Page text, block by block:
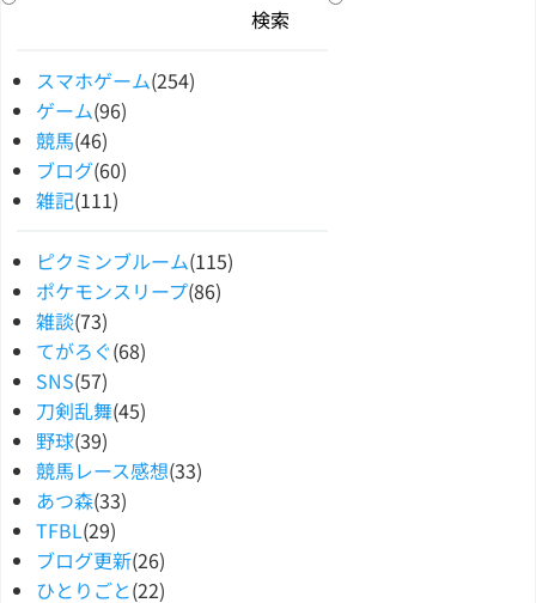
スマホゲーム(254)
ゲーム(96)
競馬(46)
ブログ(60)
雑記(111)
ピクミンブルーム(115)
ポケモンスリープ(86)
雑談(73)
てがろぐ(68)
SNS(57)
刀剣乱舞(45)
野球(39)
競馬レース感想(33)
あつ森(33)
TFBL(29)
ブログ更新(26)
ひとりごと(22)